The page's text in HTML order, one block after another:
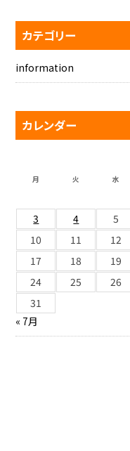
カテゴリー
information
カレンダー
月 火 水
3
4 5
10
11 12
17
18 19
24
25 26
31
« 7月